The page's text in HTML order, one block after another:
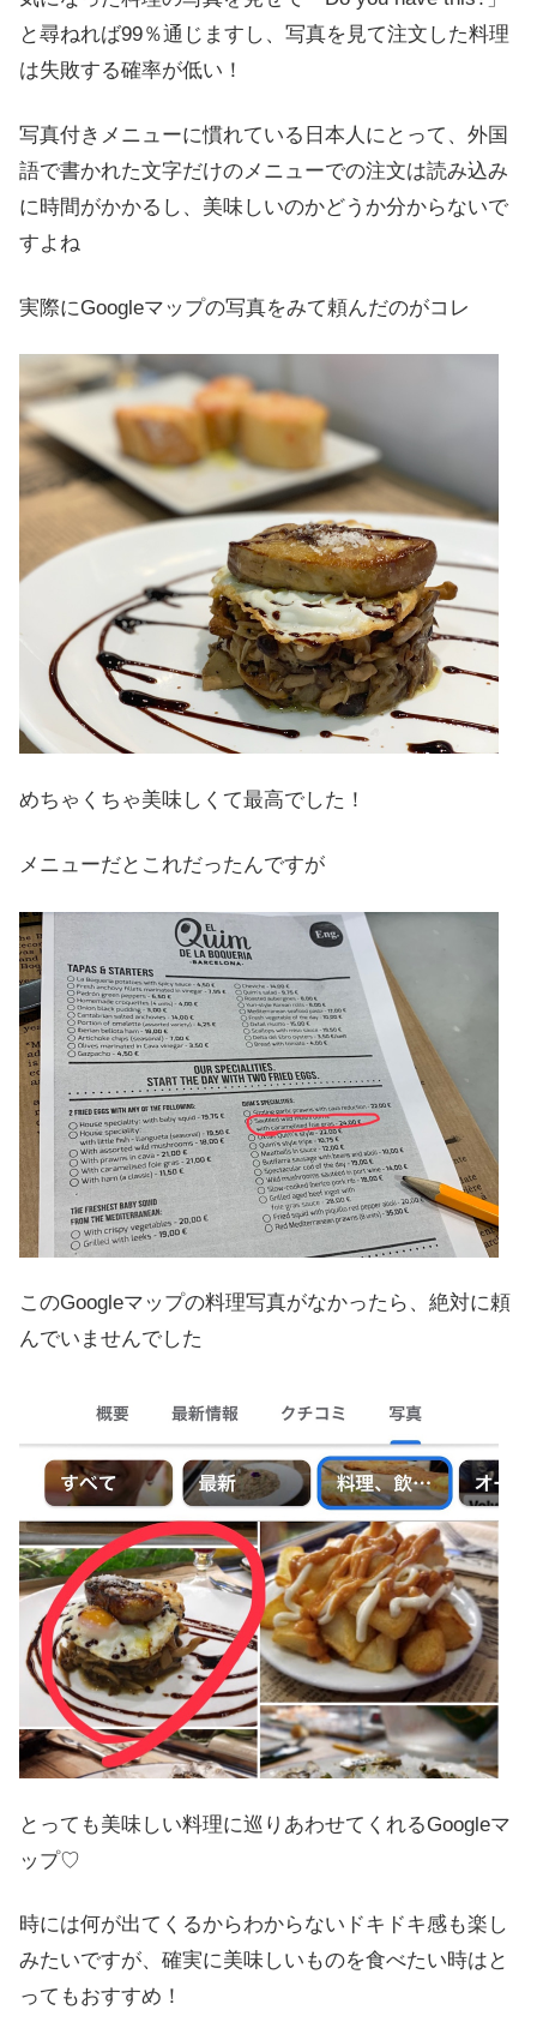
と尋ねれば99％通じますし、写真を見て注文した料理
は失敗する確率が低い！
写真付きメニューに慣れている日本人にとって、外国
語で書かれた文字だけのメニューでの注文は読み込み
に時間がかかるし、美味しいのかどうか分からないで
すよね
実際にGoogleマップの写真をみて頼んだのがコレ
めちゃくちゃ美味しくて最高でした！
メニューだとこれだったんですが
このGoogleマップの料理写真がなかったら、絶対に頼
んでいませんでした
とっても美味しい料理に巡りあわせてくれるGoogleマ
ップ♡
時には何が出てくるからわからないドキドキ感も楽し
みたいですが、確実に美味しいものを食べたい時はと
ってもおすすめ！